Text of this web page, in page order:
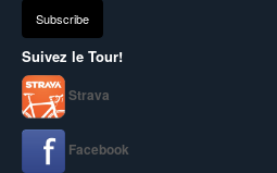
Suivez le Tour!
Strava
Facebook